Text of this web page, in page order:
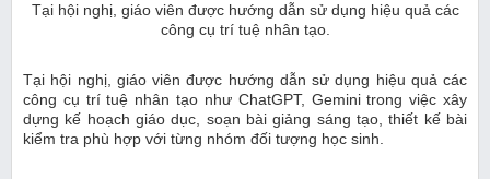
Tại hội nghị, giáo viên được hướng dẫn sử dụng hiệu quả các
công cụ trí tuệ nhân tạo.
Tại hội nghị, giáo viên được hướng dẫn sử dụng hiệu quả các
công cụ trí tuệ nhân tạo như ChatGPT, Gemini trong việc xây
dựng kế hoạch giáo dục, soạn bài giảng sáng tạo, thiết kế bài
kiểm tra phù hợp với từng nhóm đối tượng học sinh.